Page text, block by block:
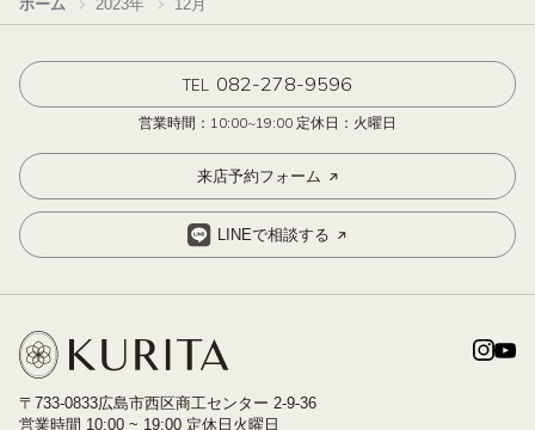
ホーム 2023年 12月
TEL 082-278-9596
営業時間：10:00~19:00 定休日：火曜日
来店予約フォーム
LINEで相談する
〒733-0833広島市西区商工センター 2-9-36
営業時間 10:00 ~ 19:00 定休日火曜日